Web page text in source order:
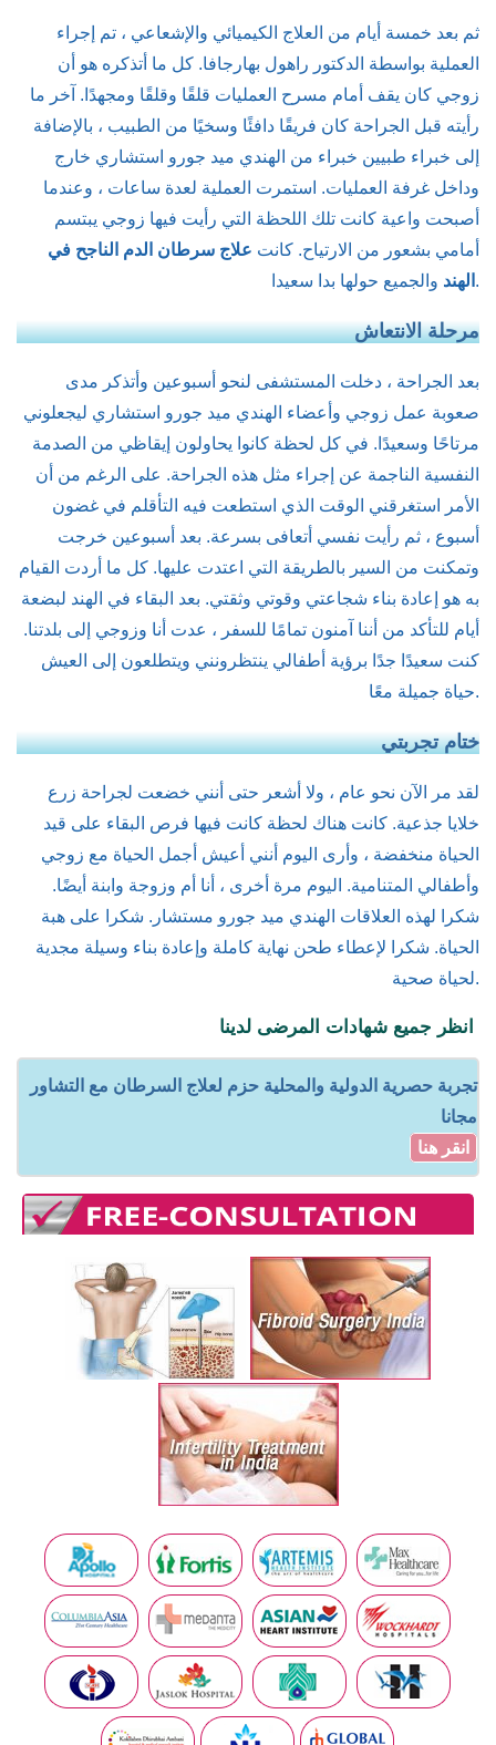
ثم بعد خمسة أيام من العلاج الكيميائي والإشعاعي ، تم إجراء
العملية بواسطة الدكتور راهول بهارجافا. كل ما أتذكره هو أن
زوجي كان يقف أمام مسرح العمليات قلقًا وقلقًا ومجهدًا. آخر ما
رأيته قبل الجراحة كان فريقًا دافئًا وسخيًا من الطبيب ، بالإضافة
إلى خبراء طبيين خبراء من الهندي ميد جورو استشاري خارج
وداخل غرفة العمليات. استمرت العملية لعدة ساعات ، وعندما
أصبحت واعية كانت تلك اللحظة التي رأيت فيها زوجي يبتسم
أمامي بشعور من الارتياح. كانت علاج سرطان الدم الناجح في
الهند والجميع حولها بدا سعيدا.
مرحلة الانتعاش
بعد الجراحة ، دخلت المستشفى لنحو أسبوعين وأتذكر مدى
صعوبة عمل زوجي وأعضاء الهندي ميد جورو استشاري ليجعلوني
مرتاحًا وسعيدًا. في كل لحظة كانوا يحاولون إيقاظي من الصدمة
النفسية الناجمة عن إجراء مثل هذه الجراحة. على الرغم من أن
الأمر استغرقني الوقت الذي استطعت فيه التأقلم في غضون
أسبوع ، ثم رأيت نفسي أتعافى بسرعة. بعد أسبوعين خرجت
وتمكنت من السير بالطريقة التي اعتدت عليها. كل ما أردت القيام
به هو إعادة بناء شجاعتي وقوتي وثقتي. بعد البقاء في الهند لبضعة
أيام للتأكد من أننا آمنون تمامًا للسفر ، عدت أنا وزوجي إلى بلدتنا.
كنت سعيدًا جدًا برؤية أطفالي ينتظرونني ويتطلعون إلى العيش
حياة جميلة معًا.
ختام تجربتي
لقد مر الآن نحو عام ، ولا أشعر حتى أنني خضعت لجراحة زرع
خلايا جذعية. كانت هناك لحظة كانت فيها فرص البقاء على قيد
الحياة منخفضة ، وأرى اليوم أنني أعيش أجمل الحياة مع زوجي
وأطفالي المتنامية. اليوم مرة أخرى ، أنا أم وزوجة وابنة أيضًا.
شكرا لهذه العلاقات الهندي ميد جورو مستشار. شكرا على هبة
الحياة. شكرا لإعطاء طحن نهاية كاملة وإعادة بناء وسيلة مجدية
لحياة صحية.
انظر جميع شهادات المرضى لدينا
تجربة حصرية الدولية والمحلية حزم لعلاج السرطان مع التشاور
مجانا
انقر هنا